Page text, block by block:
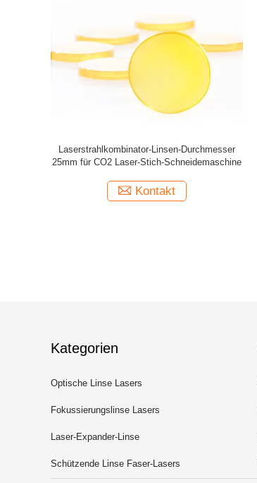
45 Laserstrahlkombinator des Grad-
Rundschreiben-20*2mm 532nm
Kontakt
Kategorien
Optische Linse Lasers
Fokussierungslinse Lasers
Laser-Expander-Linse
Schützende Linse Faser-Lasers